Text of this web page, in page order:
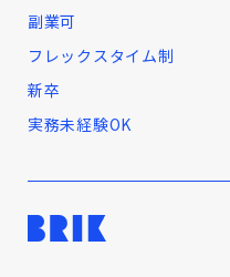
副業可
フレックスタイム制
新卒
実務未経験OK